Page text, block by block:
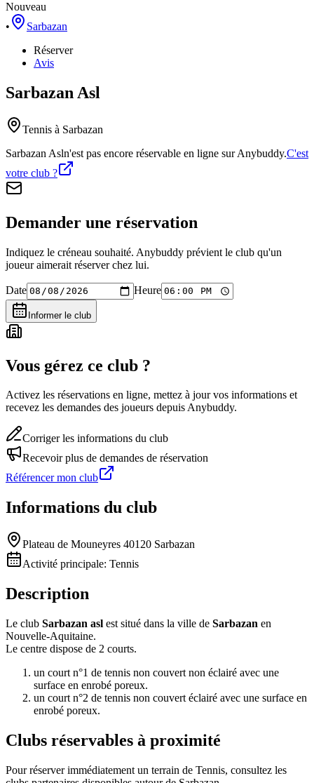
Nouveau
•
Sarbazan
Réserver
Avis
Sarbazan Asl
Tennis à Sarbazan
Sarbazan Asln'est pas encore réservable en ligne sur Anybuddy.C'est
votre club ?
Demander une réservation
Indiquez le créneau souhaité. Anybuddy prévient le club qu'un
joueur aimerait réserver chez lui.
Date Heure
Informer le club
Vous gérez ce club ?
Activez les réservations en ligne, mettez à jour vos informations et
recevez les demandes des joueurs depuis Anybuddy.
Corriger les informations du club
Recevoir plus de demandes de réservation
Référencer mon club
Informations du club
Plateau de Mouneyres 40120 Sarbazan
Activité principale: Tennis
Description
Le club Sarbazan asl est situé dans la ville de Sarbazan en
Nouvelle-Aquitaine.
Le centre dispose de 2 courts.
un court n°1 de tennis non couvert non éclairé avec une
surface en enrobé poreux.
un court n°2 de tennis non couvert éclairé avec une surface en
enrobé poreux.
Clubs réservables à proximité
Pour réserver immédiatement un terrain de Tennis, consultez les